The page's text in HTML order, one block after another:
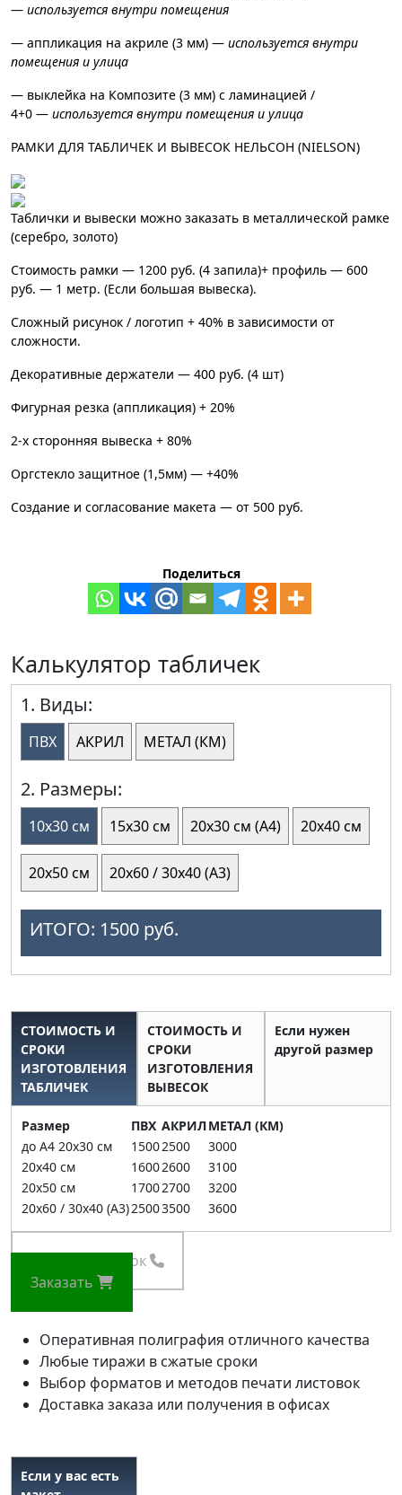
— используется внутри помещения
— аппликация на акриле (3 мм) — используется внутри
помещения и улица
— выклейка на Композите (3 мм) с ламинацией /
4+0 — используется внутри помещения и улица
РАМКИ ДЛЯ ТАБЛИЧЕК И ВЫВЕСОК НЕЛЬСОН (NIELSON)
Таблички и вывески можно заказать в металлической рамке
(серебро, золото)
Стоимость рамки — 1200 руб. (4 запила)+ профиль — 600
руб. — 1 метр. (Если большая вывеска).
Сложный рисунок / логотип + 40% в зависимости от
сложности.
Декоративные держатели — 400 руб. (4 шт)
Фигурная резка (аппликация) + 20%
2-х сторонняя вывеска + 80%
Оргстекло защитное (1,5мм) — +40%
Создание и согласование макета — от 500 руб.
Поделиться
Калькулятор табличек
1. Виды:
ПВХ АКРИЛ МЕТАЛ (КМ)
2. Размеры:
10х30 см 15х30 см 20х30 см (А4) 20х40 см
20х50 см 20х60 / 30х40 (А3)
ИТОГО: 1500 руб.
СТОИМОСТЬ И
СРОКИ
ИЗГОТОВЛЕНИЯ
ТАБЛИЧЕК
СТОИМОСТЬ И
СРОКИ
ИЗГОТОВЛЕНИЯ
ВЫВЕСОК
Если нужен
другой размер
Размер ПВХ АКРИЛМЕТАЛ (КМ)
до А4 20х30 см
15002500
3000
20х40 см
16002600
3100
20х50 см
17002700
3200
20х60 / 30х40 (А3)25003500 3600
Заказать звонок
Заказать
Оперативная полиграфия отличного качества
Любые тиражи в сжатые сроки
Выбор форматов и методов печати листовок
Доставка заказа или получения в офисах
Если у вас есть